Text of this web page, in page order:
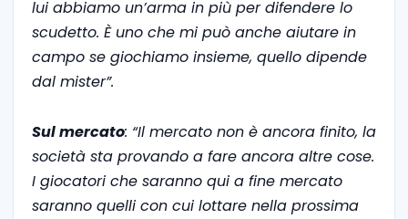
lui abbiamo un’arma in più per difendere lo
scudetto. È uno che mi può anche aiutare in
campo se giochiamo insieme, quello dipende
dal mister”.
Sul mercato: “Il mercato non è ancora finito, la
società sta provando a fare ancora altre cose.
I giocatori che saranno qui a fine mercato
saranno quelli con cui lottare nella prossima